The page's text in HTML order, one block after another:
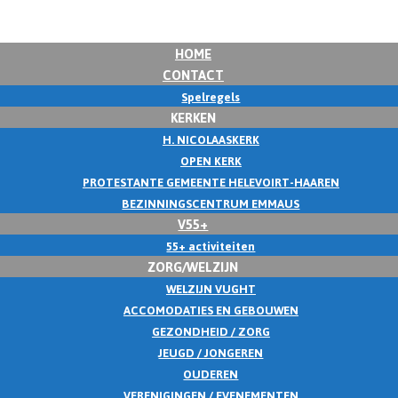
HOME
CONTACT
Spelregels
KERKEN
H. NICOLAASKERK
OPEN KERK
PROTESTANTE GEMEENTE HELEVOIRT-HAAREN
BEZINNINGSCENTRUM EMMAUS
V55+
55+ activiteiten
ZORG/WELZIJN
WELZIJN VUGHT
ACCOMODATIES EN GEBOUWEN
GEZONDHEID / ZORG
JEUGD / JONGEREN
OUDEREN